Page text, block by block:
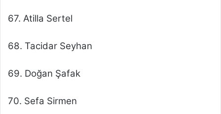
67. Atilla Sertel
68. Tacidar Seyhan
69. Doğan Şafak
70. Sefa Sirmen